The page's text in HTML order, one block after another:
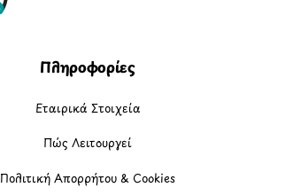
Πληροφορίες
Εταιρικά Στοιχεία
Πώς Λειτουργεί
Πολιτική Απορρήτου & Cookies